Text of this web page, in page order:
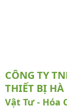
CÔNG TY
THIẾT BỊ
Vật Tư - Hóa